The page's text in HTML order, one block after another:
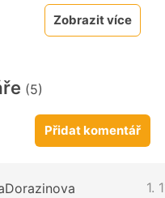
Zobrazit více
(5)
Přidat komentář
1.